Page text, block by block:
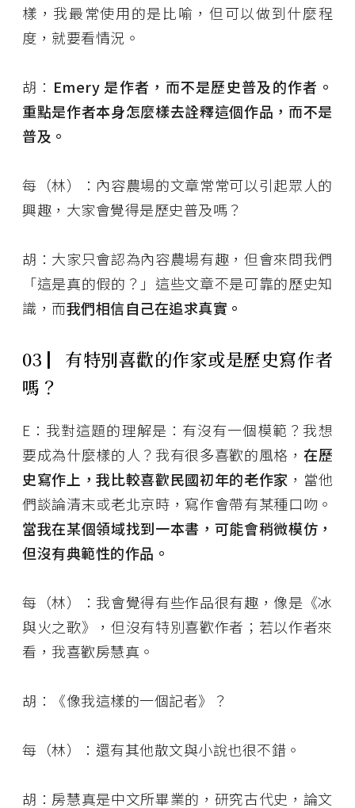
樣，我最常使用的是比喻，但可以做到什麼程
度，就要看情況。
胡： Emery 是作者，而不是歷史普及的作者。
重點是作者本身怎麼樣去詮釋這個作品，而不是
普及。
每（林）：內容農場的文章常常可以引起眾人的
興趣，大家會覺得是歷史普及嗎？
胡：大家只會認為內容農場有趣，但會來問我們
「這是真的假的？」這些文章不是可靠的歷史知
識，而我們相信自己在追求真實。
03 ▏ 有特別喜歡的作家或是歷史寫作者
嗎？
E：我對這題的理解是：有沒有一個模範？我想
要成為什麼樣的人？我有很多喜歡的風格， 在歷
史寫作上，我比較喜歡民國初年的老作家 ，當他
們談論清末或老北京時，寫作會帶有某種口吻。
當我在某個領域找到一本書，可能會稍微模仿，
但沒有典範性的作品。
每（林）：我會覺得有些作品很有趣，像是《冰
與火之歌》，但沒有特別喜歡作者；若以作者來
看，我喜歡房慧真。
胡：《像我這樣的一個記者》？
每（林）：還有其他散文與小說也很不錯。
胡：房慧真是中文所畢業的，研究古代史，論文